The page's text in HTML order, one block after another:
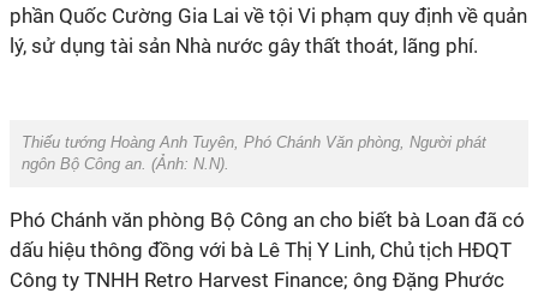
phần Quốc Cường Gia Lai về tội Vi phạm quy định về quản
lý, sử dụng tài sản Nhà nước gây thất thoát, lãng phí.
Thiếu tướng Hoàng Anh Tuyên, Phó Chánh Văn phòng, Người phát
ngôn Bộ Công an. (Ảnh: N.N).
Phó Chánh văn phòng Bộ Công an cho biết bà Loan đã có
dấu hiệu thông đồng với bà Lê Thị Y Linh, Chủ tịch HĐQT
Công ty TNHH Retro Harvest Finance; ông Đặng Phước